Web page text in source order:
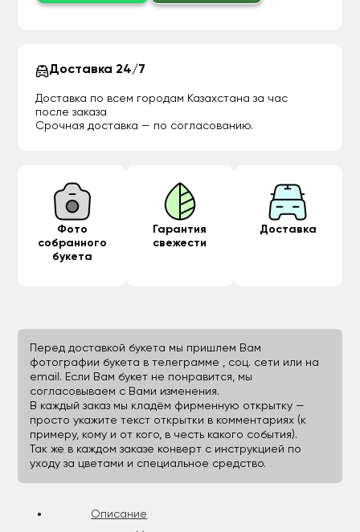
Доставка 24/7
Доставка по всем городам Казахстана за час
после заказа
Срочная доставка — по согласованию.
Фото
собранного
букета
Гарантия
свежести
Доставка
Перед доставкой букета мы пришлем Вам
фотографии букета в телеграмме , соц. сети или на
email. Если Вам букет не понравится, мы
согласовываем с Вами изменения.
В каждый заказ мы кладём фирменную открытку —
просто укажите текст открытки в комментариях (к
примеру, кому и от кого, в честь какого события).
Так же в каждом заказе конверт с инструкцией по
уходу за цветами и специальное средство.
Описание